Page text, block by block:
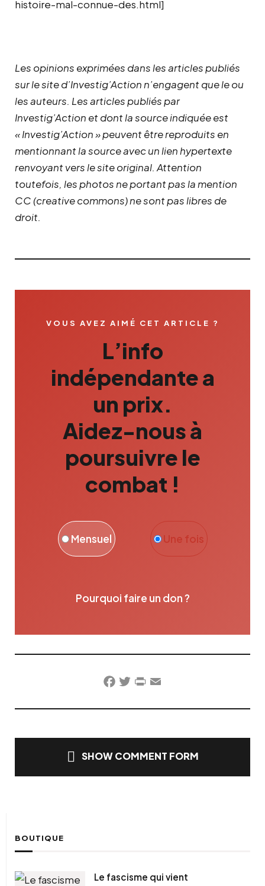
histoire-mal-connue-des.html]
Les opinions exprimées dans les articles publiés
sur le site d’Investig’Action n’engagent que le ou
les auteurs. Les articles publiés par
Investig’Action et dont la source indiquée est
« Investig’Action » peuvent être reproduits en
mentionnant la source avec un lien hypertexte
renvoyant vers le site original. Attention
toutefois, les photos ne portant pas la mention
CC (creative commons) ne sont pas libres de
droit.
VOUS AVEZ AIMÉ CET ARTICLE ?
L’info
indépendante a
un prix.
Aidez-nous à
poursuivre le
combat !
Une fois
Mensuel
Pourquoi faire un don ?
Facebook
TwitterPrintFriendly
Email
SHOW COMMENT FORM
BOUTIQUE
Le fascisme qui vient